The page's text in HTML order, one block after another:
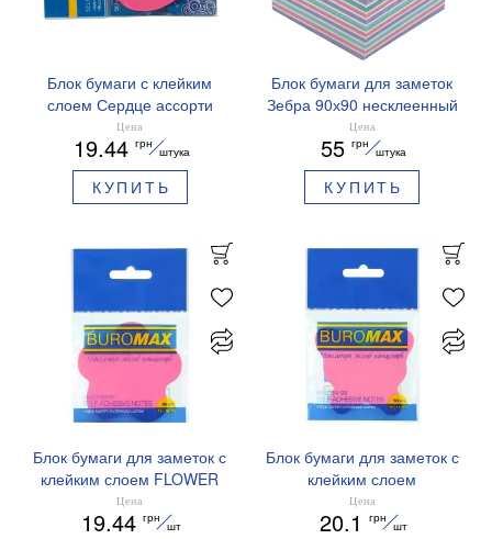
Блок бумаги с клейким
слоем Сердце ассорти
неон Buromax BM.2362-99
Цена
19.44 грн
штука
КУПИТЬ
Блок бумаги для заметок
Зебра 90х90 несклеенный
BM.2265 Buromax
Цена
55 грн
штука
КУПИТЬ
Блок бумаги для заметок с
клейким слоем FLOWER
75х75 мм BUROMAX
BM.2368-99
Цена
19.44 грн
шт
Блок бумаги для заметок с
клейким слоем
BUTTERFLY 75х75 мм
BUROMAX BM.2364-99
Цена
20.1 грн
шт